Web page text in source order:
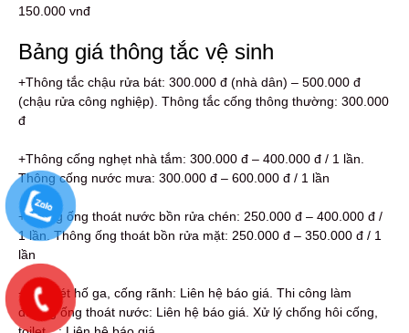
150.000 vnđ
Bảng giá thông tắc vệ sinh
+Thông tắc chậu rửa bát: 300.000 đ (nhà dân) – 500.000 đ
(chậu rửa công nghiệp). Thông tắc cống thông thường: 300.000
đ
+Thông cống nghẹt nhà tắm: 300.000 đ – 400.000 đ / 1 lần.
Thông cống nước mưa: 300.000 đ – 600.000 đ / 1 lần
+Thông ống thoát nước bồn rửa chén: 250.000 đ – 400.000 đ /
1 lần. Thông ống thoát bồn rửa mặt: 250.000 đ – 350.000 đ / 1
lần
+Nạo vét hố ga, cống rãnh: Liên hệ báo giá. Thi công làm
đường ống thoát nước: Liên hệ báo giá. Xử lý chống hôi cống,